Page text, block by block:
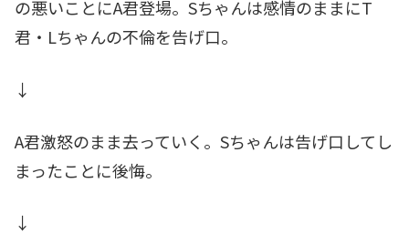
の悪いことにA君登場。Sちゃんは感情のままにT
君・Lちゃんの不倫を告げ口。
↓
A君激怒のまま去っていく。Sちゃんは告げ口してし
まったことに後悔。
↓